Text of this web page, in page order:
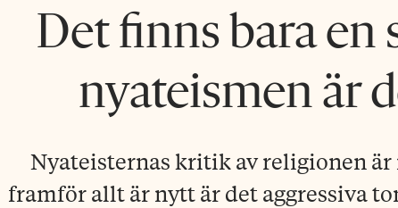
Det finns bara en
nyateismen är
Nyateisternas kritik av religionen är
framför allt är nytt är det aggressiva